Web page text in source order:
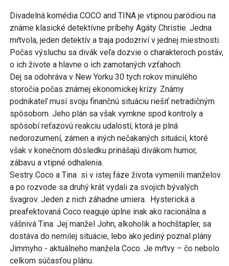
Divadelná komédia COCO and TINA je vtipnou paródiou na
známe klasické detektívne príbehy Agáty Christie. Jedna
mŕtvola, jeden detektív a traja podozriví v jednej miestnosti.
Počas výsluchu sa divák veľa dozvie o charakteroch postáv,
o ich živote a hlavne o ich zamotaných vzťahoch.
Dej sa odohráva v New Yorku 30 tych rokov minulého
storočia počas známej ekonomickej krízy. Známy
podnikateľ musí svoju finančnú situáciu riešiť netradičným
spôsobom. Jeho plán sa však vymkne spod kontroly a
spôsobí reťazovú reakciu udalostí, ktorá je plná
nedorozumení, zámen a iných nečakaných situácií, ktoré
však v konečnom dôsledku prinášajú divákom humor,
zábavu a vtipné odhalenia.
Sestry Coco a Tina si v istej fáze života vymenili manželov
a po rozvode sa druhý krát vydali za svojich bývalých
švagrov. Jeden z nich záhadne umiera. Hysterická a
preafektovaná Coco reaguje úplne inak ako racionálna a
vášnivá Tina. Jej manžel John, alkoholik a hochštapler, sa
dostáva do nemilej situácie, lebo ako jediný poznal plány
Jimmyho - aktuálneho manžela Coco. Je mŕtvy – čo nebolo
celkom súčasťou plánu.